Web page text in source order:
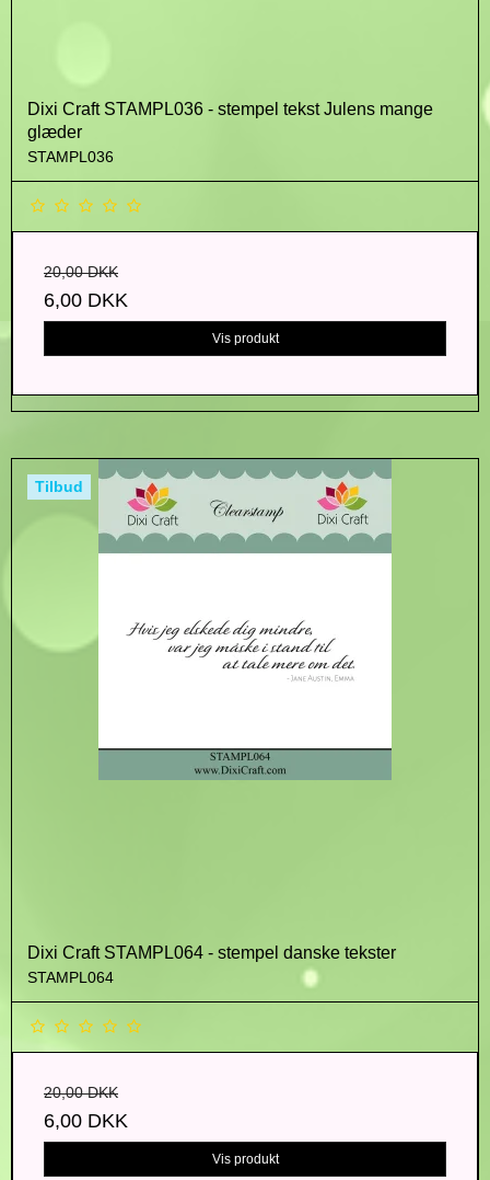
Dixi Craft STAMPL036 - stempel tekst Julens mange
glæder
STAMPL036
20,00 DKK
6,00 DKK
Vis produkt
Tilbud
Dixi Craft STAMPL064 - stempel danske tekster
STAMPL064
20,00 DKK
6,00 DKK
Vis produkt